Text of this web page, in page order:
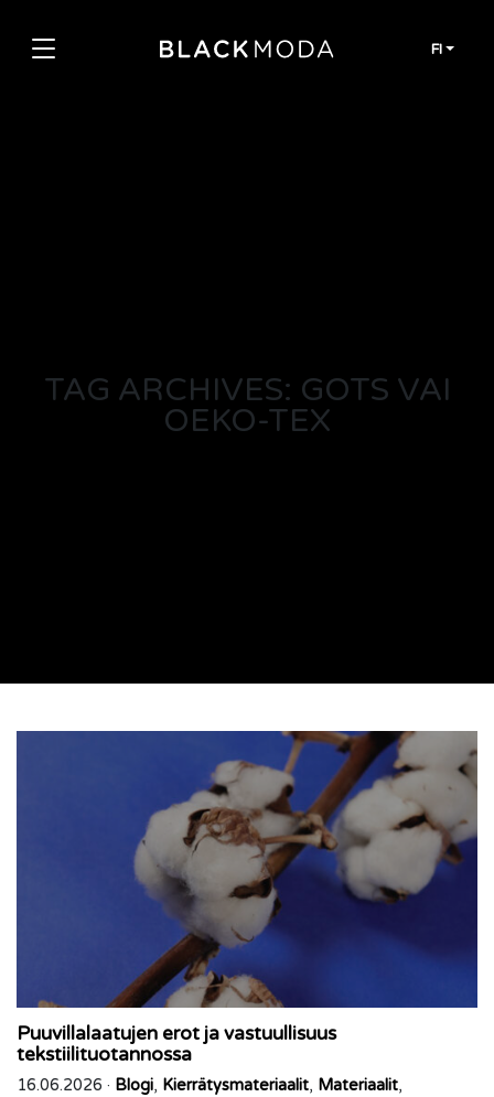
FI
TAG ARCHIVES: GOTS VAI
OEKO-TEX
Puuvillalaatujen erot ja vastuullisuus
tekstiilituotannossa
16.06.2026 · Blogi, Kierrätysmateriaalit, Materiaalit,